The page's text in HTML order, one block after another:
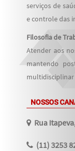
serviços de
e controle das
Filosofia de
Atender aos
mantendo
multidisciplinar
NOSSOS
Rua
(11) 3253